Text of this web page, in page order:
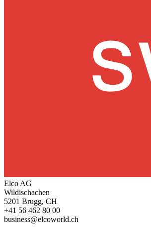
Elco AG
Wildischachen
5201 Brugg, CH
+41 56 462 80 00
business@elcoworld.ch